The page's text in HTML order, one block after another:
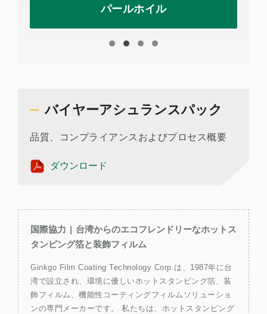
パールホイル
バイヤーアシュランスパック
品質、コンプライアンスおよびプロセス概要
ダウンロード
国際協力 | 台湾からのエコフレンドリーなホットス
タンピング箔と装飾フィルム
Ginkgo Film Coating Technology Corp.は、1987年に台
湾で設立され、環境に優しいホットスタンピング箔、装
飾フィルム、機能性コーティングフィルムソリューショ
ンの専門メーカーです。 私たちは、ホットスタンピング